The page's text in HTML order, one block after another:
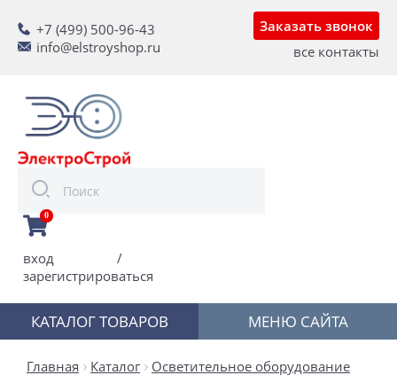
+7 (499) 500-96-43
info@elstroyshop.ru
Заказать звонок
все контакты
0
вход
/
зарегистрироваться
КАТАЛОГ ТОВАРОВ МЕНЮ САЙТА
Главная Каталог
Осветительное оборудование